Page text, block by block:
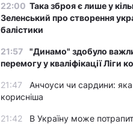
22:00 Така зброя є лише у
Зеленський про створення
балістики
21:57
"Динамо" здобуло
перемогу у кваліфікації Ліги
21:47
Анчоуси чи сардини:
корисніша
21:42
В Україну може